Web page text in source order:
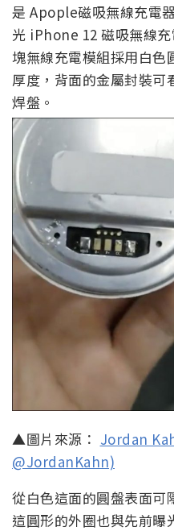
是 Apople磁吸無線充電
光 iPhone 12 磁吸無線
塊無線充電模組採用白色
厚度，背面的金屬封裝可
焊盤。
▲圖片來源： Jordan
@JordanKahn)
從白色這面的圓盤表面可
這圓形的外圈也與先前曝